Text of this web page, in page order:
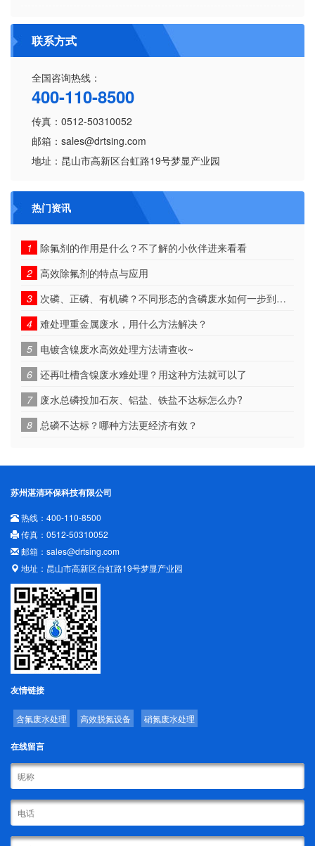
联系方式
全国咨询热线：
400-110-8500
传真：0512-50310052
邮箱：sales@drtsing.com
地址：昆山市高新区台虹路19号梦显产业园
热门资讯
1 除氟剂的作用是什么？不了解的小伙伴进来看看
2 高效除氟剂的特点与应用
3
次磷、正磷、有机磷？不同形态的含磷废水如何一步到位！
4 难处理重金属废水，用什么方法解决？
5
电镀含镍废水高效处理方法请查收~
6 还再吐槽含镍废水难处理？用这种方法就可以了
7
废水总磷投加石灰、铝盐、铁盐不达标怎么办?
8
总磷不达标？哪种方法更经济有效？
苏州湛清环保科技有限公司
热线：400-110-8500
传真：0512-50310052
邮箱：sales@drtsing.com
地址：昆山市高新区台虹路19号梦显产业园
友情链接
含氟废水处理 高效脱氮设备 硝氮废水处理
在线留言